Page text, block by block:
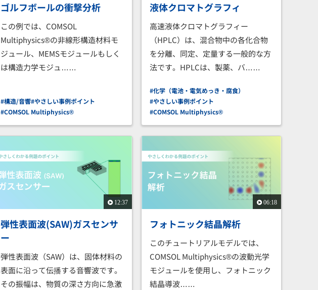
ゴルフボールの衝撃分析
この例では、COMSOL
Multiphysics®の非線形構造材料モ
ジュール、MEMSモジュールもしく
は構造力学モジュ……
#構造/音響#やさしい事例ポイント
#COMSOL Multiphysics®
液体クロマトグラフィ
高速液体クロマトグラフィー
（HPLC）は、混合物中の各化合物
を分離、同定、定量する一般的な方
法です。HPLCは、製薬、バ……
#化学（電池・電気めっき・腐食）
#やさしい事例ポイント
#COMSOL Multiphysics®
12:37
弾性表面波(SAW)ガスセンサ
ー
弾性表面波（SAW）は、固体材料の
表面に沿って伝播する音響波です。
その振幅は、物質の深さ方向に急激
06:18
フォトニック結晶解析
このチュートリアルモデルでは、
COMSOL Multiphysics®の波動光学
モジュールを使用し、フォトニック
結晶導波……